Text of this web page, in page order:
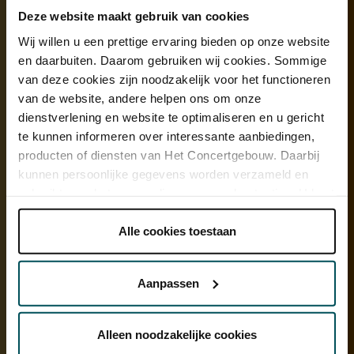
Deze website maakt gebruik van cookies
Wij willen u een prettige ervaring bieden op onze website
en daarbuiten. Daarom gebruiken wij cookies. Sommige
van deze cookies zijn noodzakelijk voor het functioneren
van de website, andere helpen ons om onze
dienstverlening en website te optimaliseren en u gericht
te kunnen informeren over interessante aanbiedingen,
producten of diensten van Het Concertgebouw. Daarbij
kunnen persoonlijke gegevens worden verzameld en
onder 'aanpassen' zelf welke cookies wij mogen
Lees onze cookieverklaring hier. Lees onze
Via decookieverklaringop onze website kunt u uw
Alle cookies toestaan
Aanpassen
Alleen noodzakelijke cookies
dat links en rechts beweerd.’
Je vindt varianten van de gitaar in bijna
alle landen ter wereld. Ik wil het publiek